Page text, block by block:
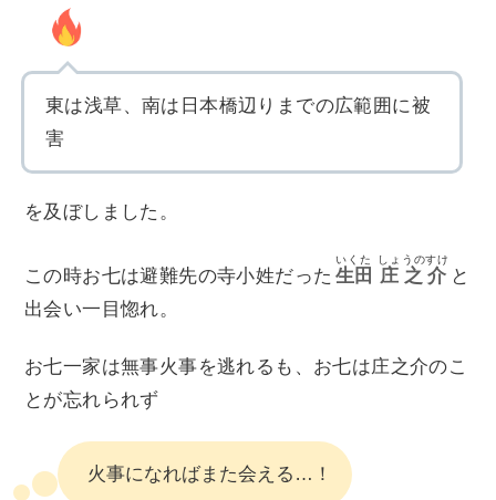
東は浅草、南は日本橋辺りまでの広範囲に被
害
を及ぼしました。
この時お七は避難先の寺小姓だった 生田
いくた
庄之介
しょうのすけ
と
出会い一目惚れ。
お七一家は無事火事を逃れるも、お七は庄之介のこ
とが忘れられず
火事になればまた会える…！